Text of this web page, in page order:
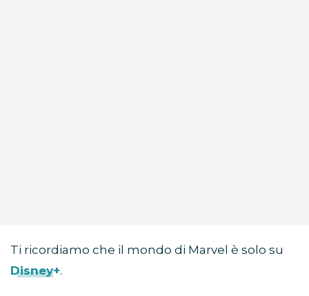
Ti ricordiamo che il mondo di Marvel è solo su
Disney+.